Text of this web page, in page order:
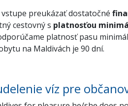
preukázať dostatočné
cestovný s platnosťou
platnosť pasu
na Maldivách je 90 dní.
víz pre